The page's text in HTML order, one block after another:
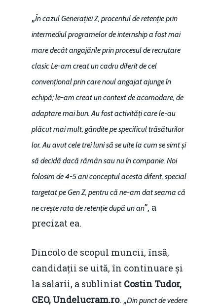
„În cazul Generației Z, procentul de retenție prin
intermediul programelor de internship a fost mai
mare decât angajările prin procesul de recrutare
clasic Le-am creat un cadru diferit de cel
convențional prin care noul angajat ajunge în
echipă; le-am creat un context de acomodare, de
adaptare mai bun. Au fost activități care le-au
plăcut mai mult, gândite pe specificul trăsăturilor
lor. Au avut cele trei luni să se uite la cum se simt și
să decidă dacă rămân sau nu în companie. Noi
folosim de 4-5 ani conceptul acesta diferit, special
targetat pe Gen Z, pentru că ne-am dat seama că
ne crește rata de retenție după un an”, a
precizat ea.
Dincolo de scopul muncii, însă,
candidații se uită, în continuare și
la salarii, a subliniat Costin Tudor,
CEO, Undelucram.ro. „Din punct de vedere